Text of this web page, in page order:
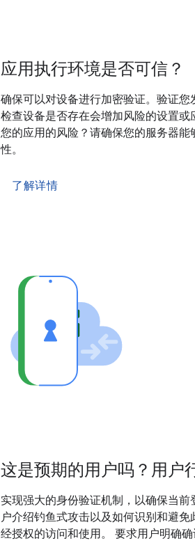
应用执行环境是否可信？
确保可以对设备进行加密验证。验证您
检查设备是否存在会增加风险的设置
您的应用的风险？请确保您的服务器
性。
了解详情
这是预期的用户吗？用户
实现强大的身份验证机制，以确保当
户介绍钓鱼式攻击以及如何识别和避
经授权的访问和使用。 要求用户明确